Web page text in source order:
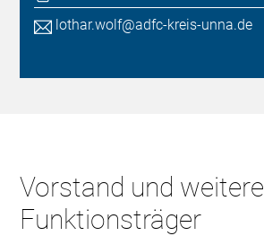
lothar.wolf@adfc-kreis-unna.de
Vorstand und weitere
Funktionsträger